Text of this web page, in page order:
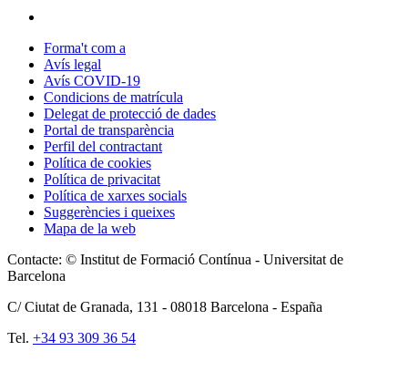
Forma't com a
Avís legal
Avís COVID-19
Condicions de matrícula
Delegat de protecció de dades
Portal de transparència
Perfil del contractant
Política de cookies
Política de privacitat
Política de xarxes socials
Suggerències i queixes
Mapa de la web
Contacte: © Institut de Formació Contínua - Universitat de
Barcelona
C/ Ciutat de Granada, 131 - 08018 Barcelona - España
Tel. +34 93 309 36 54